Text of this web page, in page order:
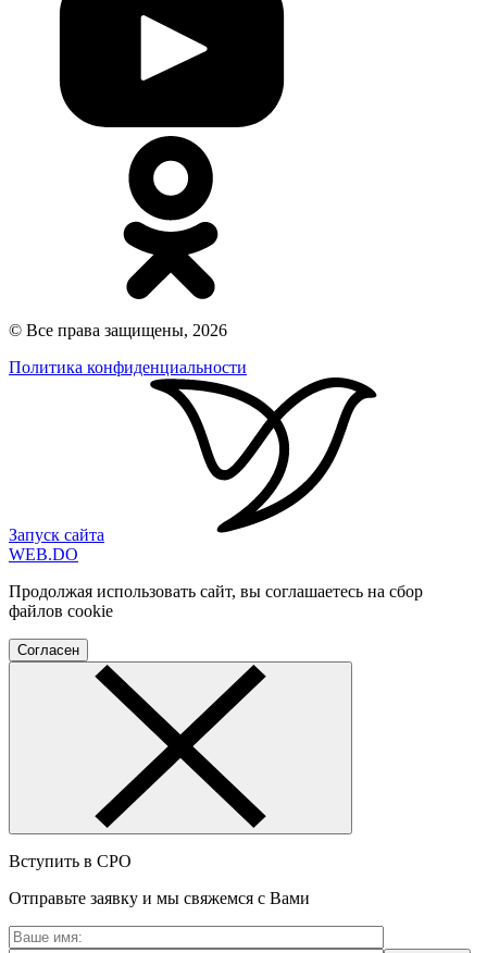
© Все права защищены, 2026
Политика конфиденциальности
Запуск сайта
WEB.DO
Продолжая использовать сайт, вы соглашаетесь на сбор
файлов cookie
Согласен
Вступить в СРО
Отправьте заявку и мы свяжемся с Вами